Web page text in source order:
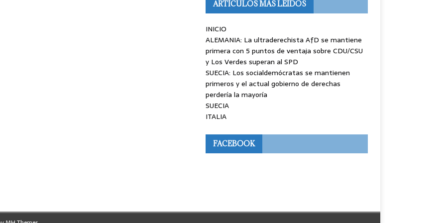
ARTÍCULOS MÁS LEÍDOS
INICIO
ALEMANIA: La ultraderechista AfD se mantiene
primera con 5 puntos de ventaja sobre CDU/CSU
y Los Verdes superan al SPD
SUECIA: Los socialdemócratas se mantienen
primeros y el actual gobierno de derechas
perdería la mayoría
SUECIA
ITALIA
FACEBOOK